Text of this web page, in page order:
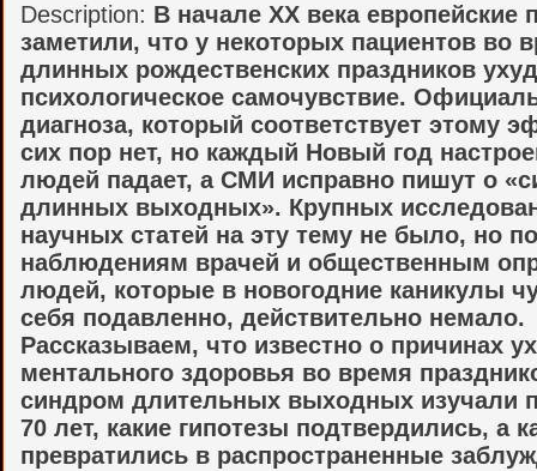
Description: В начале XX века европейские
заметили, что у некоторых пациентов во
длинных рождественских праздников
психологическое самочувствие.
диагноза, который соответствует этому
сих пор нет, но каждый Новый год
людей падает, а СМИ исправно пишут о
длинных выходных». Крупных
научных статей на эту тему не было, но
наблюдениям врачей и общественным
людей, которые в новогодние каникулы
себя подавленно, действительно немало.
Рассказываем, что известно о причинах
ментального здоровья во время
синдром длительных выходных изучали
70 лет, какие гипотезы подтвердились, а
превратились в распространенные